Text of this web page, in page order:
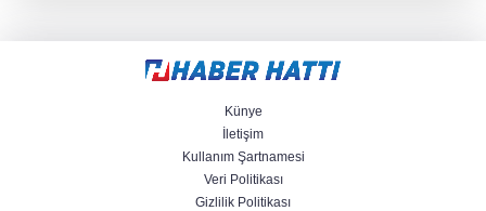
sezonda hizmete açıldı
Muğla Seydikemer’de yaralar hızla sarılıyor
Künye
İletişim
Kullanım Şartnamesi
Veri Politikası
Gizlilik Politikası